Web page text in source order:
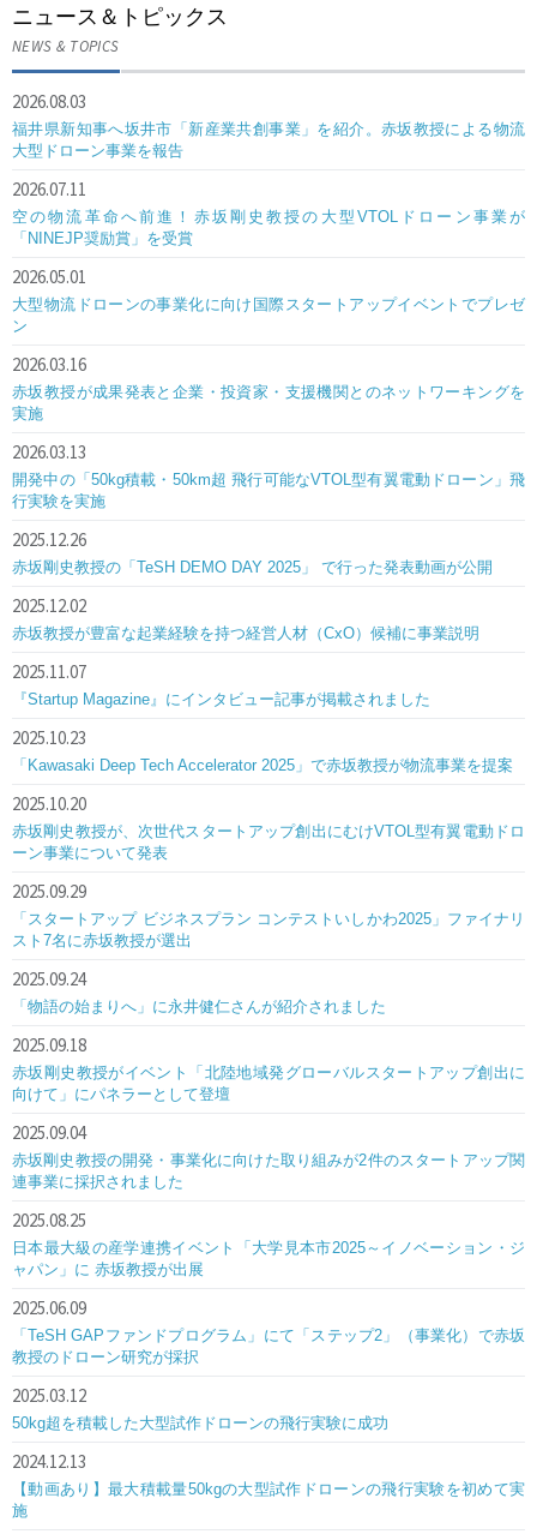
ニュース＆トピックス
NEWS & TOPICS
2026.08.03
福井県新知事へ坂井市「新産業共創事業」を紹介。赤坂教授による物流
大型ドローン事業を報告
2026.07.11
空の物流革命へ前進！赤坂剛史教授の大型VTOLドローン事業が
「NINEJP奨励賞」を受賞
2026.05.01
大型物流ドローンの事業化に向け国際スタートアップイベントでプレゼ
ン
2026.03.16
赤坂教授が成果発表と企業・投資家・支援機関とのネットワーキングを
実施
2026.03.13
開発中の「50kg積載・50km超 飛行可能なVTOL型有翼電動ドローン」飛
行実験を実施
2025.12.26
赤坂剛史教授の「TeSH DEMO DAY 2025」 で行った発表動画が公開
2025.12.02
赤坂教授が豊富な起業経験を持つ経営人材（CxO）候補に事業説明
2025.11.07
『Startup Magazine』にインタビュー記事が掲載されました
2025.10.23
「Kawasaki Deep Tech Accelerator 2025」で赤坂教授が物流事業を提案
2025.10.20
赤坂剛史教授が、次世代スタートアップ創出にむけVTOL型有翼電動ドロ
ーン事業について発表
2025.09.29
「スタートアップ ビジネスプラン コンテストいしかわ2025」ファイナリ
スト7名に赤坂教授が選出
2025.09.24
「物語の始まりへ」に永井健仁さんが紹介されました
2025.09.18
赤坂剛史教授がイベント「北陸地域発グローバルスタートアップ創出に
向けて」にパネラーとして登壇
2025.09.04
赤坂剛史教授の開発・事業化に向けた取り組みが2件のスタートアップ関
連事業に採択されました
2025.08.25
日本最大級の産学連携イベント「大学見本市2025～イノベーション・ジ
ャパン」に 赤坂教授が出展
2025.06.09
「TeSH GAPファンドプログラム」にて「ステップ2」（事業化）で赤坂
教授のドローン研究が採択
2025.03.12
50kg超を積載した大型試作ドローンの飛行実験に成功
2024.12.13
【動画あり】最大積載量50kgの大型試作ドローンの飛行実験を初めて実
施